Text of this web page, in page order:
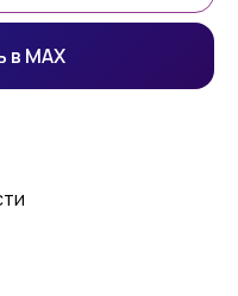
в MAX